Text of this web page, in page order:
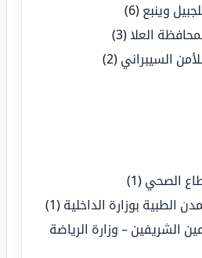
وينبع (6)
العلا(3)
السيبراني (2)
الصحي (1)
الطبية بوزارة الداخلية (1)
الشريفين – وزارة الرياضة